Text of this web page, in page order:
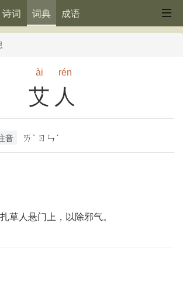
诗词 词典 成语
ài rén
艾人
音 ㄞˋ ㄖㄣˊ
草人悬门上，以除邪气。